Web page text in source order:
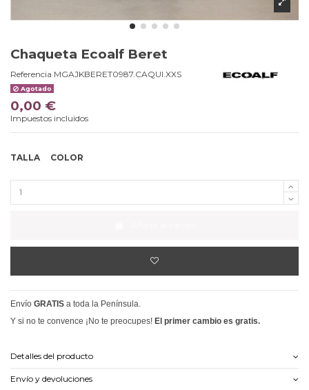
Chaqueta Ecoalf Beret
Referencia MGAJKBERET0987.CAQUI.XXS
Agotado
0,00 €
Impuestos incluidos
TALLA COLOR
Envío GRATIS a toda la Península.
Y si no te convence ¡No te preocupes! El primer cambio es gratis.
Detalles del producto
Envío y devoluciones